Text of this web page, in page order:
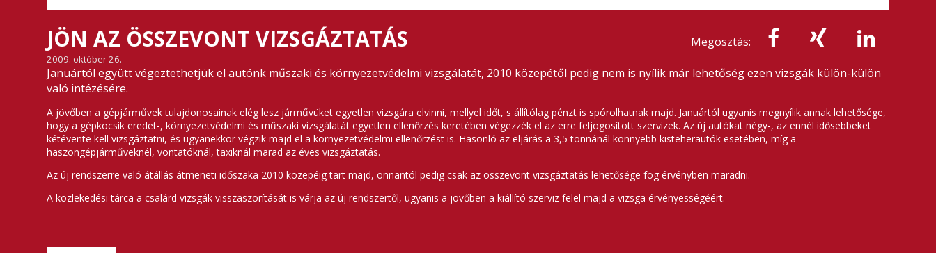
Megosztás:
JÖN AZ ÖSSZEVONT VIZSGÁZTATÁS
2009. október 26.
Januártól együtt végeztethetjük el autónk műszaki és környezetvédelmi vizsgálatát, 2010 közepétől pedig nem is nyílik már lehetőség ezen vizsgák külön-külön
való intézésére.
A jövőben a gépjárművek tulajdonosainak elég lesz járművüket egyetlen vizsgára elvinni, mellyel időt, s állítólag pénzt is spórolhatnak majd. Januártól ugyanis megnyílik annak lehetősége,
hogy a gépkocsik eredet-, környezetvédelmi és műszaki vizsgálatát egyetlen ellenőrzés keretében végezzék el az erre feljogosított szervizek. Az új autókat négy-, az ennél idősebbeket
kétévente kell vizsgáztatni, és ugyanekkor végzik majd el a környezetvédelmi ellenőrzést is. Hasonló az eljárás a 3,5 tonnánál könnyebb kisteherautók esetében, míg a
haszongépjárműveknél, vontatóknál, taxiknál marad az éves vizsgáztatás.
Az új rendszerre való átállás átmeneti időszaka 2010 közepéig tart majd, onnantól pedig csak az összevont vizsgáztatás lehetősége fog érvényben maradni.
A közlekedési tárca a csalárd vizsgák visszaszorítását is várja az új rendszertől, ugyanis a jövőben a kiállító szerviz felel majd a vizsga érvényességéért.